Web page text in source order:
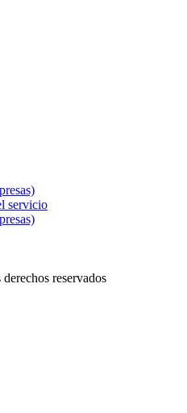
servicio
reservados